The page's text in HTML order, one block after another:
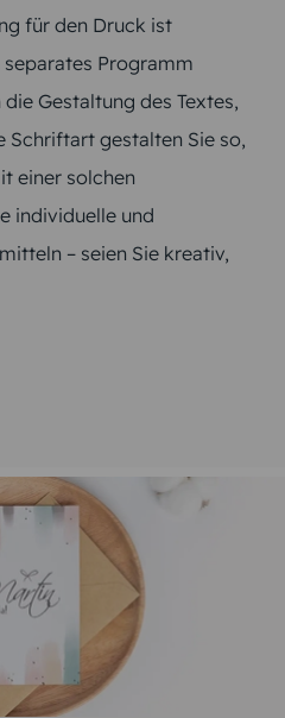
für den Druck ist
Programm
Gestaltung des Textes,
Schriftart gestalten Sie so,
einer solchen
individuelle und
– seien Sie kreativ,